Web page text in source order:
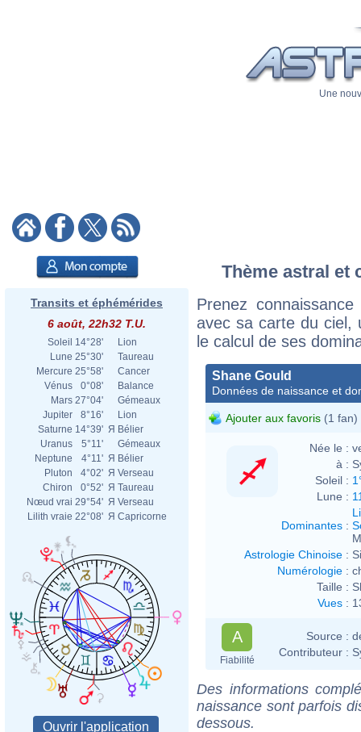
Une
Transits et éphémérides
6 août, 22h32 T.U.
Soleil 14°28'
Lion
Lune 25°30'
Taureau
Mercure 25°58'
Cancer
Vénus
0°08'
Balance
Mars 27°04'
Gémeaux
Jupiter
8°16'
Lion
Saturne 14°39' Я Bélier
Uranus
5°11'
Gémeaux
Neptune
4°11' Я Bélier
Pluton
4°02' Я Verseau
Chiron
0°52' Я Taureau
Nœud vrai 29°54' Я Verseau
Lilith vraie 22°08' Я Capricorne
Thème astral et
Prenez
avec sa carte du ciel,
le calcul de ses
Shane Gould
Données de naissance et
Ajouter aux favoris (1 fan)
Née le :
à :
Soleil :
Lune :
Dominantes :
Astrologie Chinoise :
Numérologie :
Taille :
Vues :
A
Fiabilité
Source :
Contributeur :
Des informations
naissance sont parfois
dessous.